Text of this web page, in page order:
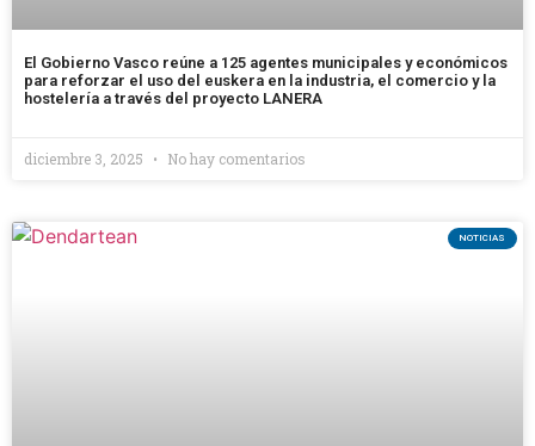
El Gobierno Vasco reúne a 125 agentes municipales y económicos
para reforzar el uso del euskera en la industria, el comercio y la
hostelería a través del proyecto LANERA
diciembre 3, 2025 No hay comentarios
NOTICIAS